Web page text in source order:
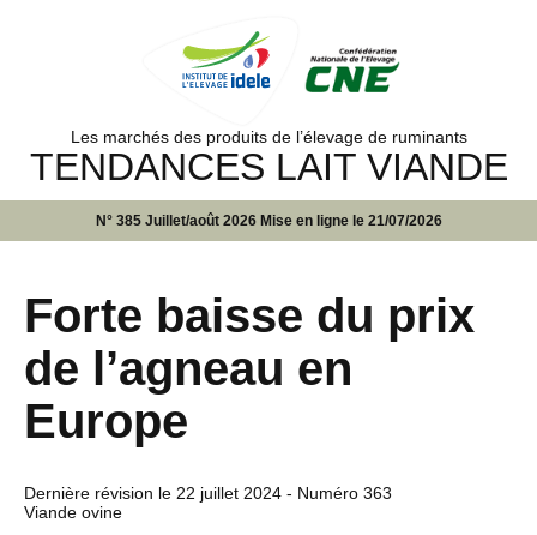
Les marchés des produits de l’élevage de ruminants
TENDANCES LAIT VIANDE
N° 385 Juillet/août 2026 Mise en ligne le 21/07/2026
Forte baisse du prix
de l’agneau en
Europe
Dernière révision le 22 juillet 2024 - Numéro 363
Viande ovine